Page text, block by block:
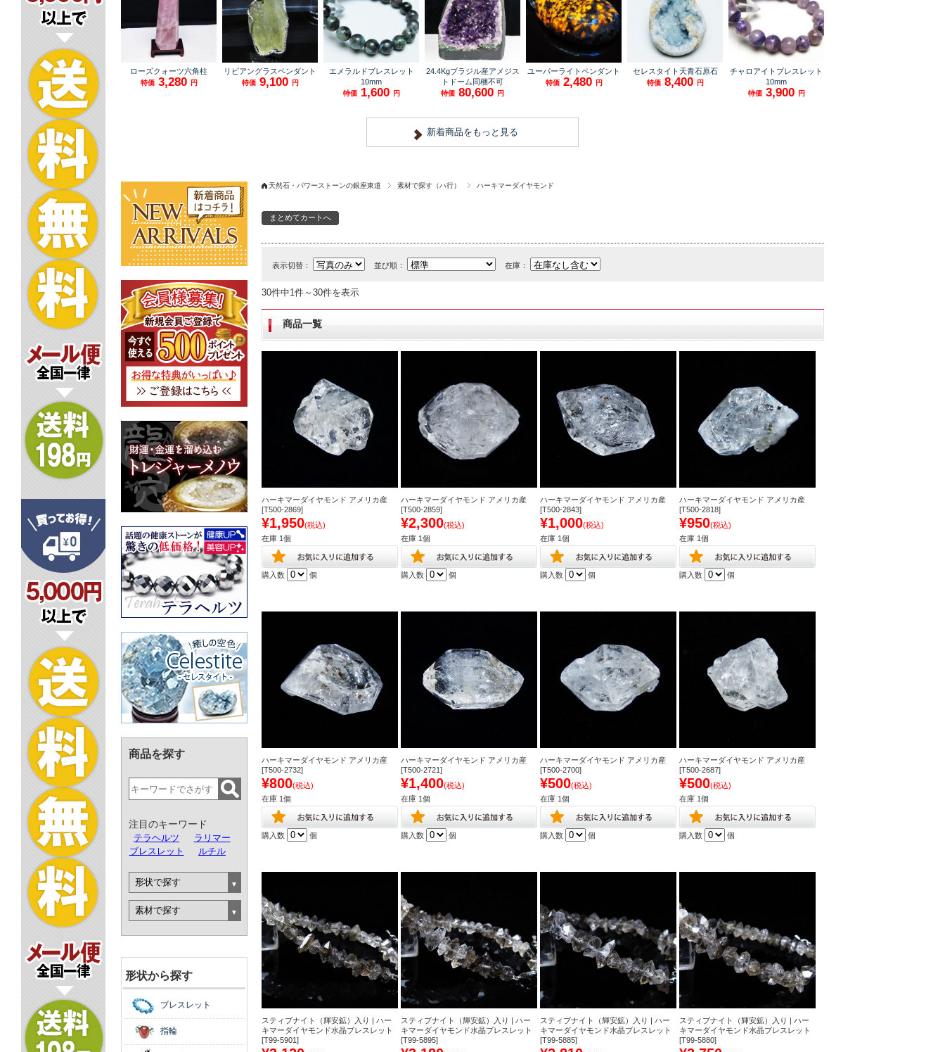
天然石・パワーストーンの銀座東道 素材で探す（ハ行） ハーキマーダイヤモンド
表示切替： 並び順： 在庫：
30件中1件～30件を表示
商品一覧
ハーキマーダイヤモンド アメリカ産
[T500-2869]
¥1,950(税込)
在庫 1個
購入数 個
ハーキマーダイヤモンド アメリカ産
[T500-2859]
¥2,300(税込)
在庫 1個
購入数 個
ハーキマーダイヤモンド アメリカ産
[T500-2843]
¥1,000(税込)
在庫 1個
購入数 個
ハーキマーダイヤモンド アメリカ産
[T500-2818]
¥950(税込)
在庫 1個
購入数 個
ハーキマーダイヤモンド アメリカ産
[T500-2732]
¥800(税込)
在庫 1個
購入数 個
ハーキマーダイヤモンド アメリカ産
[T500-2721]
¥1,400(税込)
在庫 1個
購入数 個
ハーキマーダイヤモンド アメリカ産
[T500-2700]
¥500(税込)
在庫 1個
購入数 個
ハーキマーダイヤモンド アメリカ産
[T500-2687]
¥500(税込)
在庫 1個
購入数 個
スティブナイト（輝安鉱）入り | ハー
キマーダイヤモンド水晶ブレスレット
[T99-5901]
スティブナイト（輝安鉱）入り | ハー
キマーダイヤモンド水晶ブレスレット
[T99-5895]
スティブナイト（輝安鉱）入り | ハー
キマーダイヤモンド水晶ブレスレット
[T99-5885]
スティブナイト（輝安鉱）入り | ハー
キマーダイヤモンド水晶ブレスレット
[T99-5880]
商品を探す
注目のキーワード
テラヘルツ
ラリマー
ブレスレット
ルチル
形状から探す
ブレスレット
指輪